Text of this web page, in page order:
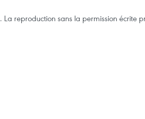
reproduction sans la permission écrite